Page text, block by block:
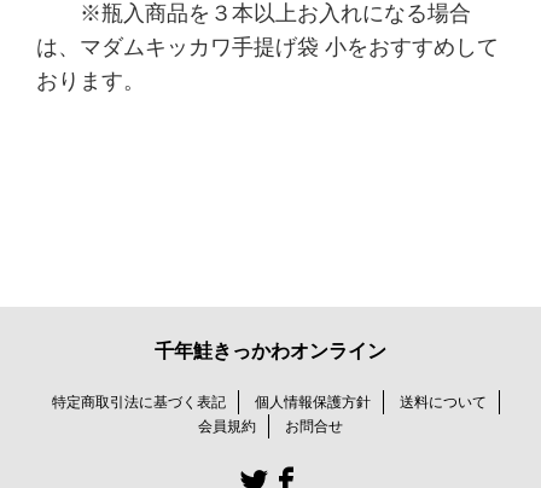
※瓶入商品を３本以上お入れになる場合
は、 マダムキッカワ手提げ袋 小をおすすめして
おります。
千年鮭きっかわオンライン
特定商取引法に基づく表記 個人情報保護方針
送料について
会員規約
お問合せ